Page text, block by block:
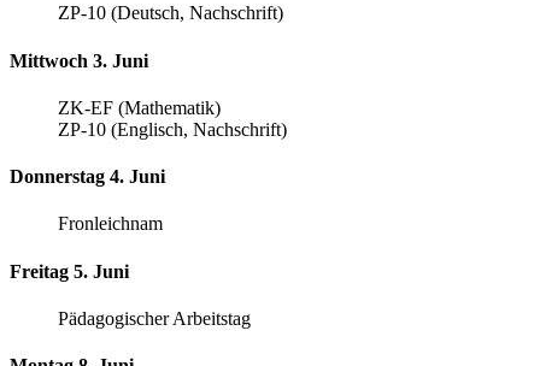
ZP-10 (Deutsch, Nachschrift)
Mittwoch 3. Juni
ZK-EF (Mathematik)
ZP-10 (Englisch, Nachschrift)
Donnerstag 4. Juni
Fronleichnam
Freitag 5. Juni
Pädagogischer Arbeitstag